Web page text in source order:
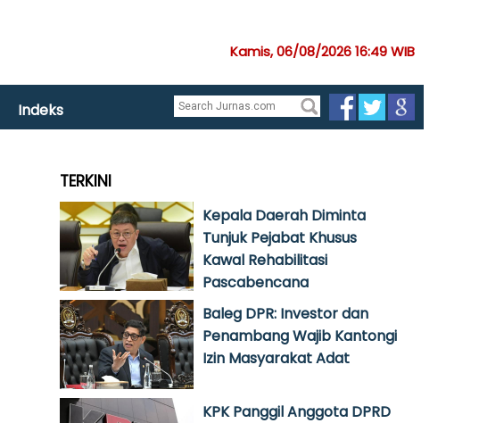
Kamis, 06/08/2026 16:49 WIB
Indeks
TERKINI
Kepala Daerah Diminta
Tunjuk Pejabat Khusus
Kawal Rehabilitasi
Pascabencana
Baleg DPR: Investor dan
Penambang Wajib Kantongi
Izin Masyarakat Adat
KPK Panggil Anggota DPRD